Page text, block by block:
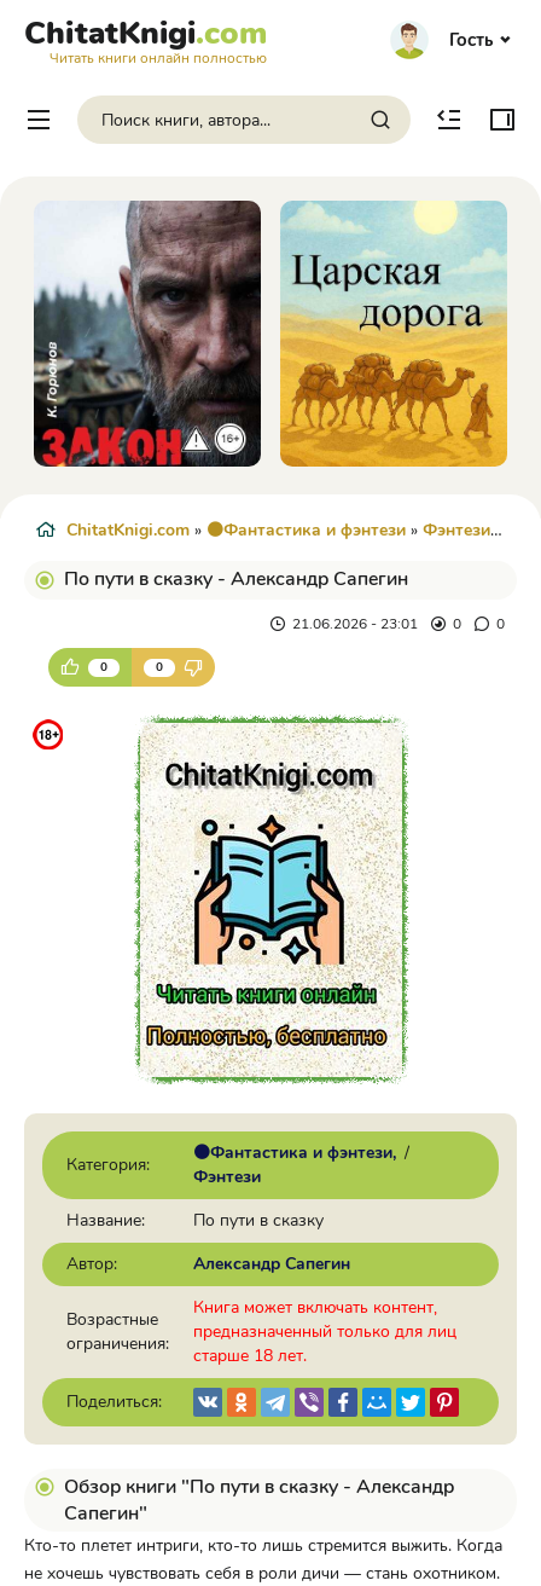
ChitatKnigi.com
Читать книги онлайн полностью
Гость
ChitatKnigi.com » 🟠Фантастика и фэнтези » Фэнтези» По
По пути в сказку - Александр Сапегин
21.06.2026 - 23:01 0 0
0 0
Категория:
🟠Фантастика и фэнтези /
Фэнтези
Название:
По пути в сказку
Автор:
Александр Сапегин
Возрастные
ограничения:
Книга может включать контент,
предназначенный только для лиц
старше 18 лет.
Поделиться:
Обзор книги "По пути в сказку - Александр
Сапегин"
Кто-то плетет интриги, кто-то лишь стремится выжить. Когда
не хочешь чувствовать себя в роли дичи — стань охотником.